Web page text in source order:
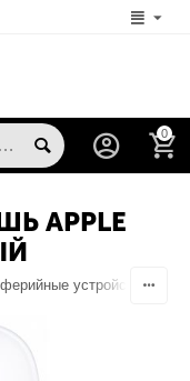
0
APPLE
устройства